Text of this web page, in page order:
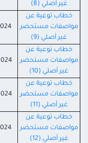
غير أصلي (8)
خطاب توعية عن
مواصفات مستحضر
غير أصلي (9)
خطاب توعية عن
مواصفات مستحضر
غير أصلي (10)
خطاب توعية عن
مواصفات مستحضر
غير أصلي (11)
خطاب توعية عن
مواصفات مستحضر
غير أصلي (12)